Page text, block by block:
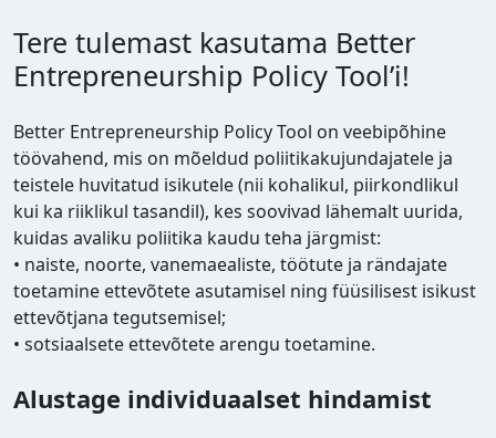
Tere tulemast kasutama Better
Entrepreneurship Policy Tool’i!
Better Entrepreneurship Policy Tool on veebipõhine
töövahend, mis on mõeldud poliitikakujundajatele ja
teistele huvitatud isikutele (nii kohalikul, piirkondlikul
kui ka riiklikul tasandil), kes soovivad lähemalt uurida,
kuidas avaliku poliitika kaudu teha järgmist:
• naiste, noorte, vanemaealiste, töötute ja rändajate
toetamine ettevõtete asutamisel ning füüsilisest isikust
ettevõtjana tegutsemisel;
• sotsiaalsete ettevõtete arengu toetamine.
Alustage individuaalset hindamist